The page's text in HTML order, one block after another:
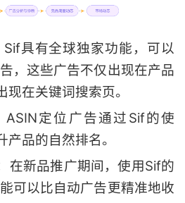
Sif具有全球独家功能，可以
，这些广告不仅出现在产品
在关键词搜索页。
ASIN定位广告通过Sif的使
品的自然排名。
在新品推广期间，使用Sif的
可以比自动广告更精准地收